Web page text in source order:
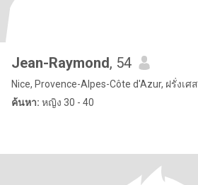
Jean-Raymond, 54
Nice, Provence-Alpes-Côte d'Azur, ฝรั่งเศส
ค้นหา: หญิง 30 - 40